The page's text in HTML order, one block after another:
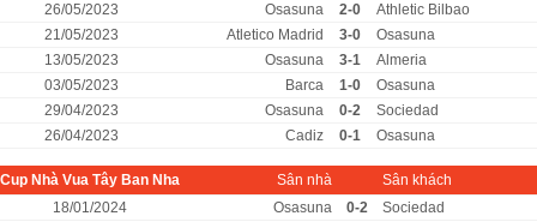
26/05/2023
Osasuna 2-0
Athletic Bilbao
21/05/2023
Atletico Madrid 3-0
Osasuna
13/05/2023
Osasuna 3-1
Almeria
03/05/2023
Barca 1-0
Osasuna
29/04/2023
Osasuna 0-2
Sociedad
26/04/2023
Cadiz 0-1 Osasuna
Cup Nhà Vua Tây Ban Nha Sân nhà
Sân khách
18/01/2024
Osasuna 0-2
Sociedad